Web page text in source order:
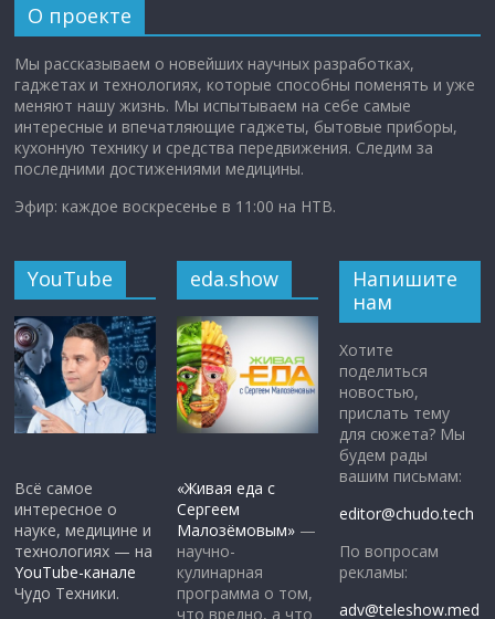
О проекте
Мы рассказываем о новейших научных разработках,
гаджетах и технологиях, которые способны поменять и уже
меняют нашу жизнь. Мы испытываем на себе самые
интересные и впечатляющие гаджеты, бытовые приборы,
кухонную технику и средства передвижения. Следим за
последними достижениями медицины.
Эфир: каждое воскресенье в 11:00 на НТВ.
YouTube
Всё самое
интересное о
науке, медицине и
технологиях — на
YouTube-канале
Чудо Техники.
eda.show
«Живая еда с
Сергеем
Малозёмовым» —
научно-
кулинарная
программа о том,
что вредно, а что
Напишите
нам
Хотите
поделиться
новостью,
прислать тему
для сюжета? Мы
будем рады
вашим письмам:
editor@chudo.tech
По вопросам
рекламы:
adv@teleshow.med